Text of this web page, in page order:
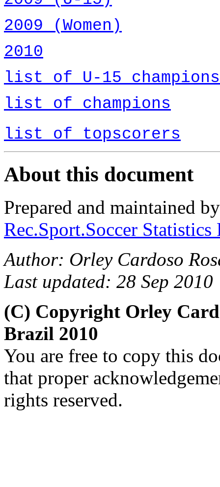
2009 (Women )
2010
list
of U-15 champions
list
of
champions
list
of topscorers
About this document
Prepared and maintained
Rec.Sport.Soccer Statistics
Author: OrleyCardoso
Last updated: 28 Sep 2010
(C) Copyright Orley
Brazil 2010
You are free to copy this
that proper
rights reserved.